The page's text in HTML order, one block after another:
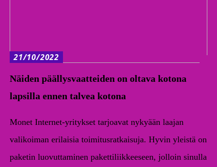
21/10/2022
Näiden päällysvaatteiden on oltava kotona
lapsilla ennen talvea kotona
Monet Internet-yritykset tarjoavat nykyään laajan
valikoiman erilaisia toimitusratkaisuja. Hyvin yleistä on
paketin luovuttaminen pakettiliikkeeseen, jolloin sinulla